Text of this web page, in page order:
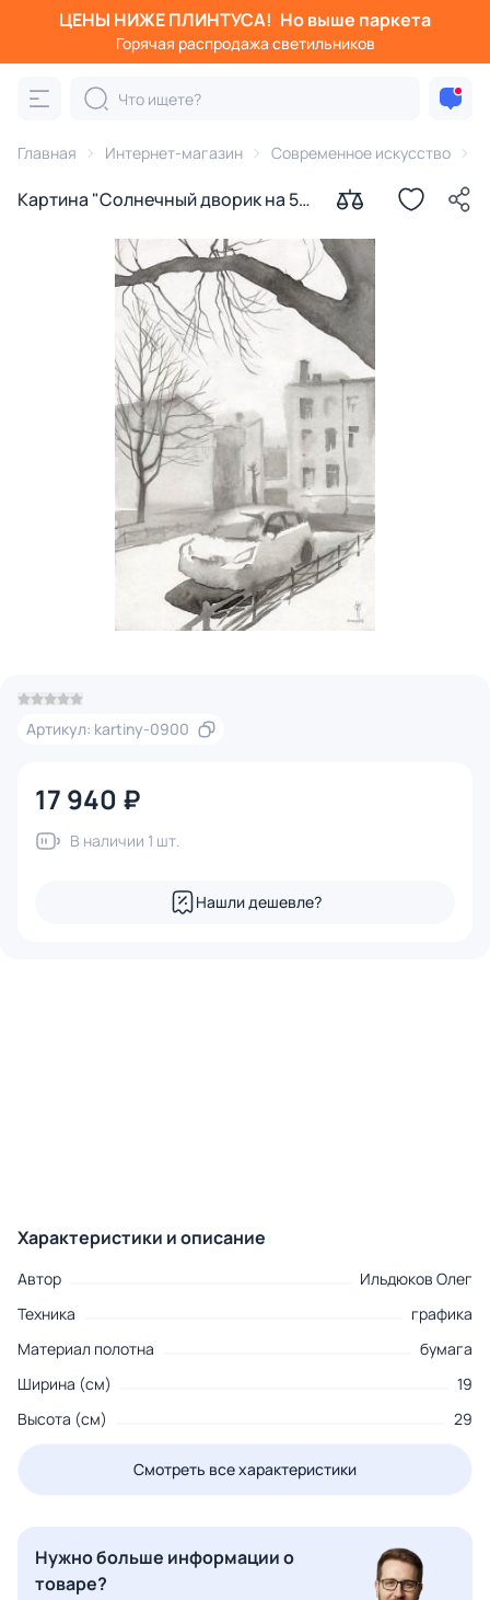
ЦЕНЫ НИЖЕ ПЛИНТУСА! Но выше паркета
Горячая распродажа светильников
Главная Интернет-магазин Современное искусство
Картина "Солнечный дворик на 5
Артикул: kartiny-0900
17 940 ₽
В наличии 1 шт.
Нашли дешевле?
Характеристики и описание
Автор
Ильдюков Олег
Техника
графика
Материал полотна
бумага
Ширина (см)
19
Высота (см)
29
Смотреть все характеристики
Нужно больше информации о
товаре?